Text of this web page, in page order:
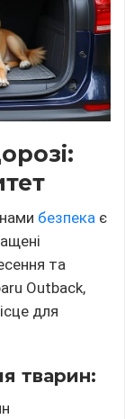
безпека є
та
Outback,
для
тварин: